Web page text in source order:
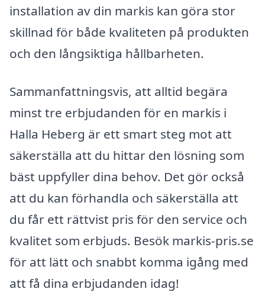
installation av din markis kan göra stor
skillnad för både kvaliteten på produkten
och den långsiktiga hållbarheten.
Sammanfattningsvis, att alltid begära
minst tre erbjudanden för en markis i
Halla Heberg är ett smart steg mot att
säkerställa att du hittar den lösning som
bäst uppfyller dina behov. Det gör också
att du kan förhandla och säkerställa att
du får ett rättvist pris för den service och
kvalitet som erbjuds. Besök markis-pris.se
för att lätt och snabbt komma igång med
att få dina erbjudanden idag!